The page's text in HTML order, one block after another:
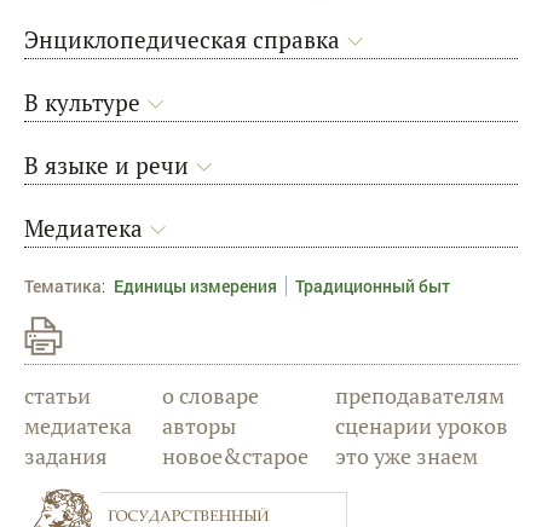
Энциклопедическая справка
В культуре
В языке и речи
Медиатека
Тематика: Единицы измерения Традиционный быт
статьи
медиатека
задания
о словаре
авторы
новое&старое
преподавателям
сценарии уроков
это уже знаем